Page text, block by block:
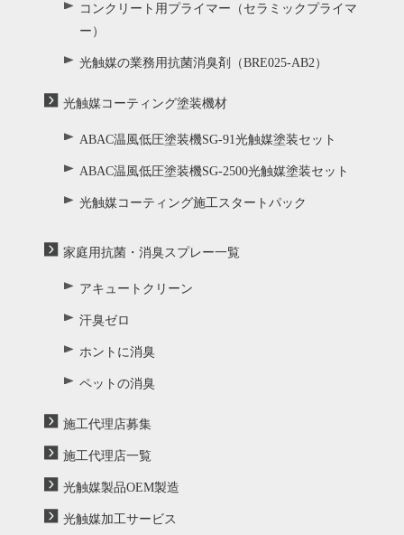
コンクリート用プライマー（セラミックプライマ
ー）
光触媒の業務用抗菌消臭剤（BRE025-AB2）
光触媒コーティング塗装機材
ABAC温風低圧塗装機SG-91光触媒塗装セット
ABAC温風低圧塗装機SG-2500光触媒塗装セット
光触媒コーティング施工スタートパック
家庭用抗菌・消臭スプレー一覧
アキュートクリーン
汗臭ゼロ
ホントに消臭
ペットの消臭
施工代理店募集
施工代理店一覧
光触媒製品OEM製造
光触媒加工サービス